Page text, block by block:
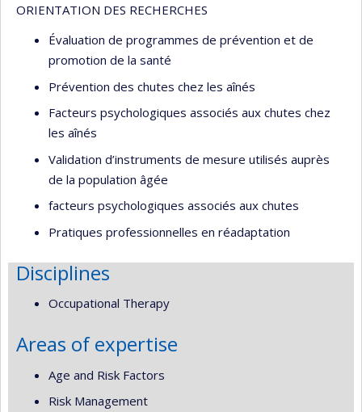
ORIENTATION DES RECHERCHES
Évaluation de programmes de prévention et de
promotion de la santé
Prévention des chutes chez les aînés
Facteurs psychologiques associés aux chutes chez
les aînés
Validation d’instruments de mesure utilisés auprès
de la population âgée
facteurs psychologiques associés aux chutes
Pratiques professionnelles en réadaptation
Disciplines
Occupational Therapy
Areas of expertise
Age and Risk Factors
Risk Management